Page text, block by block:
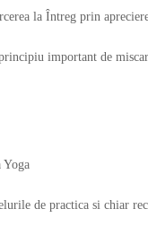
la Întreg prin
important de
Yoga
de practica si chiar